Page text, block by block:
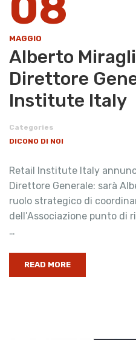
MAGGIO
Alberto
Direttore
Institute Italy
Categories
DICONO DI NOI
Retail Institute Italy
Direttore Generale: sarà
ruolo strategico di
dell’Associazione punto di
…
READ MORE